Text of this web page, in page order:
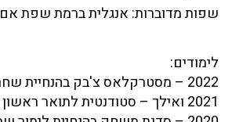
שפות מדוברות: אנגלית ברמת שפת אם
לימודים:
2022 – מסטרקלאס צ'בק בהנחיית שחר רוזן
2021 ואילך – סטודנטית לתואר ראשון בבימוי, אונ' ת''א